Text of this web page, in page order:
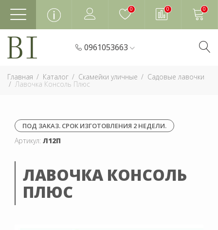
0 0 0
0961053663
Главная Каталог Скамейки уличные Садовые лавочки
Лавочка Консоль Плюс
ПОД ЗАКАЗ. СРОК ИЗГОТОВЛЕНИЯ 2 НЕДЕЛИ.
Артикул: Л12П
ЛАВОЧКА КОНСОЛЬ
ПЛЮС